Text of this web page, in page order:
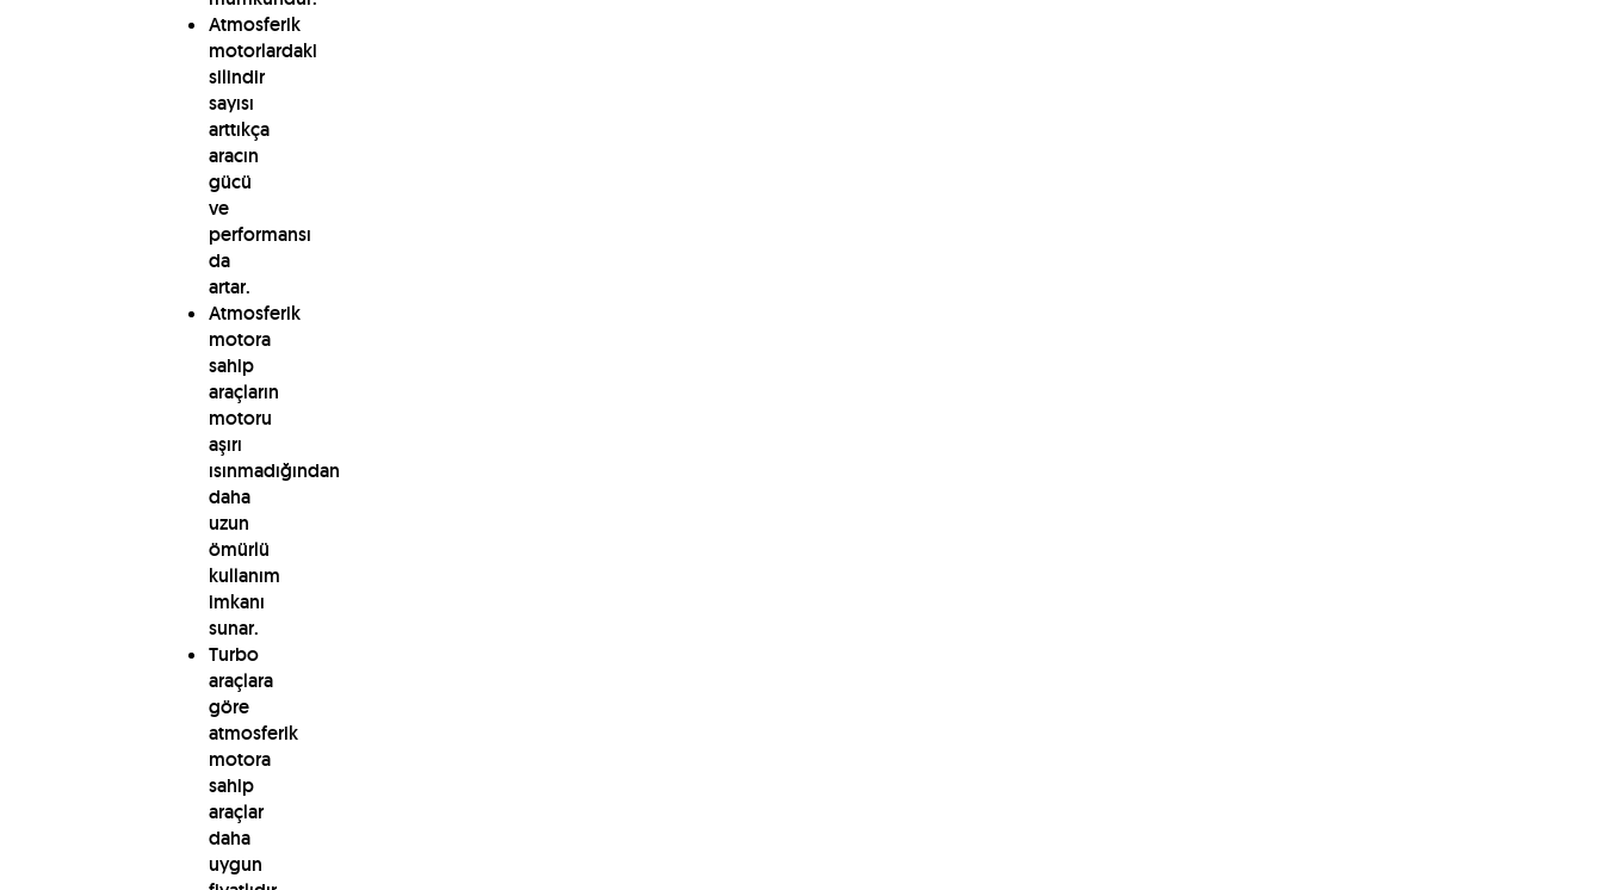
Atmosferik
motorlardaki
silindir
sayısı
arttıkça
aracın
gücü
ve
performansı
da
artar.
Atmosferik
motora
sahip
araçların
motoru
aşırı
ısınmadığından
daha
uzun
ömürlü
kullanım
imkanı
sunar.
Turbo
araçlara
göre
atmosferik
motora
sahip
araçlar
daha
uygun